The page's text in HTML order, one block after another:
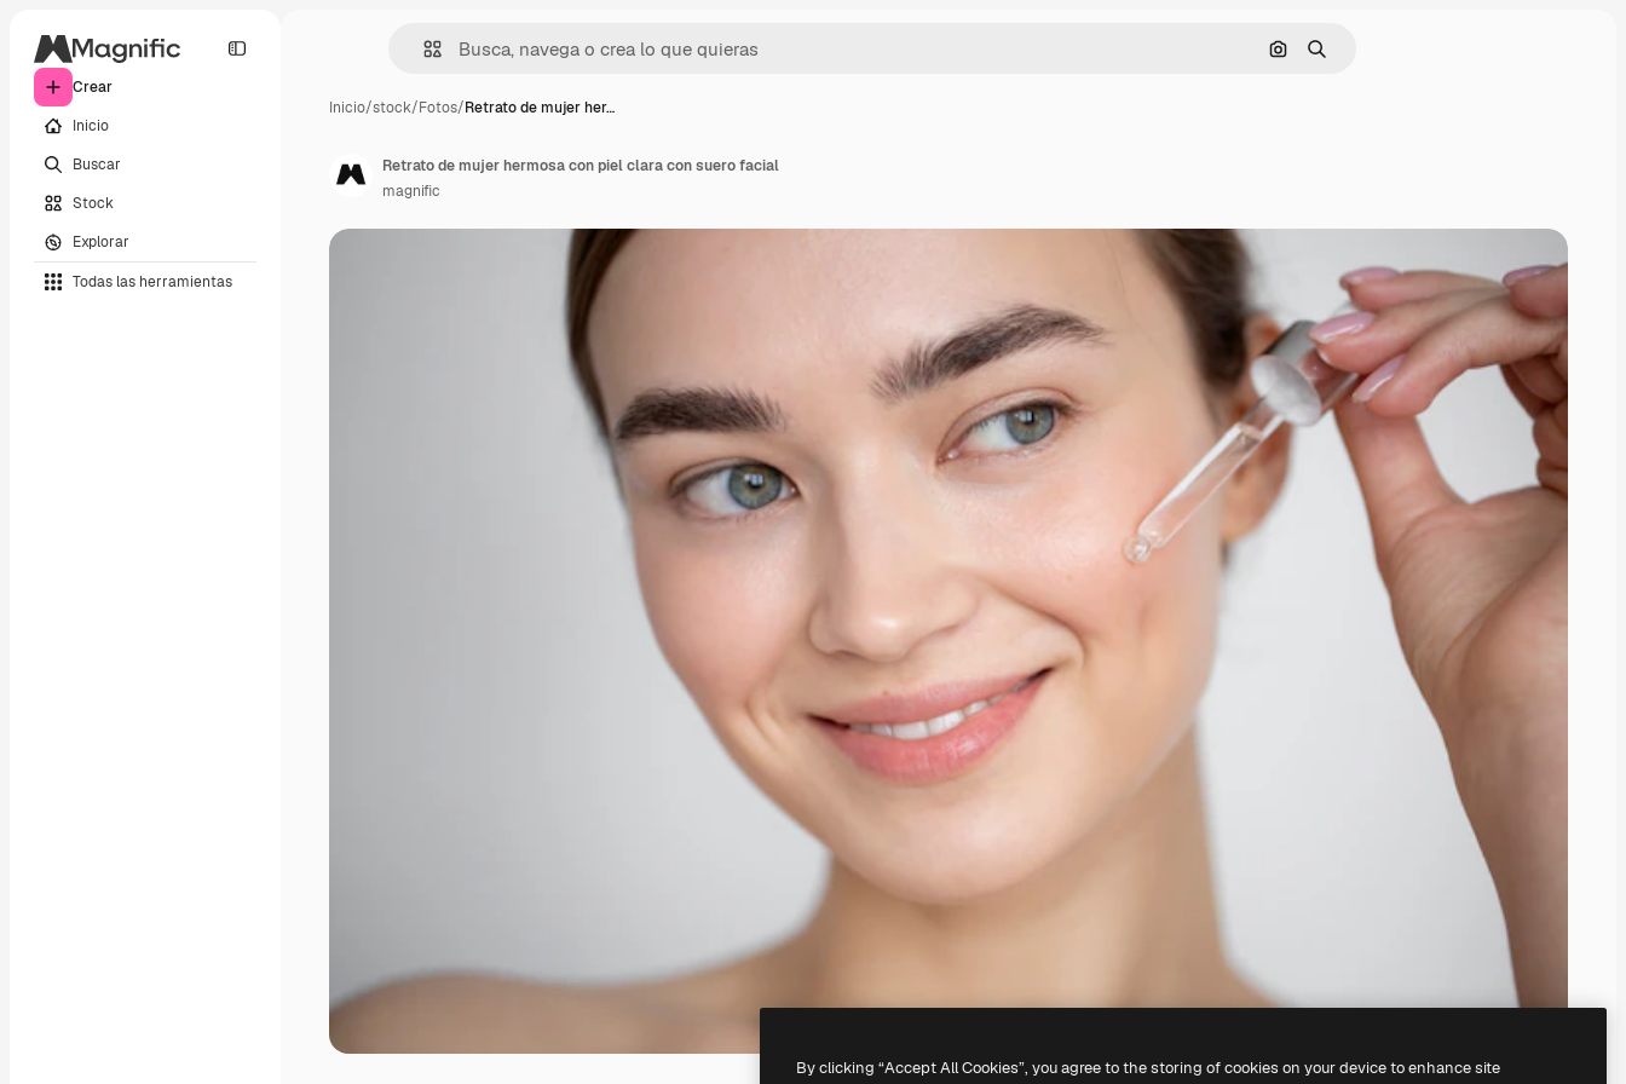
Crear
Inicio
Buscar
Stock
Explorar
Todas las herramientas
Buscar por imagen
Buscar
Inicio/stock/Fotos/Retrato de mujer her…
Retrato de mujer hermosa con piel clara con suero facial
magnific
By clicking “Accept All Cookies”, you agree to the storing of cookies on your device to enhance site